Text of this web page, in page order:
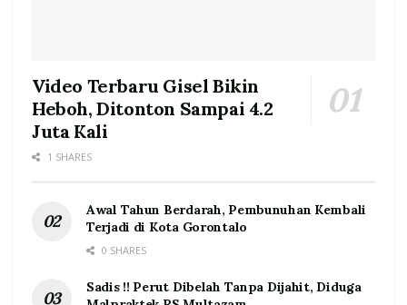
Video Terbaru Gisel Bikin
Heboh, Ditonton Sampai 4.2
Juta Kali
1 SHARES
Awal Tahun Berdarah, Pembunuhan Kembali
Terjadi di Kota Gorontalo
0 SHARES
Sadis !! Perut Dibelah Tanpa Dijahit, Diduga